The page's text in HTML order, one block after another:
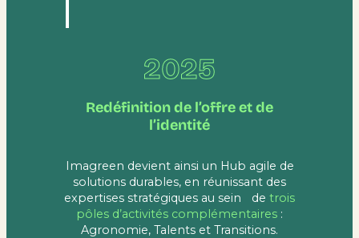
2025
Redéfinition de l’offre et de
l’identité
Imagreen devient ainsi un Hub agile de
solutions durables, en réunissant des
expertises stratégiques au sein de trois
pôles d’activités complémentaires :
Agronomie, Talents et Transitions.